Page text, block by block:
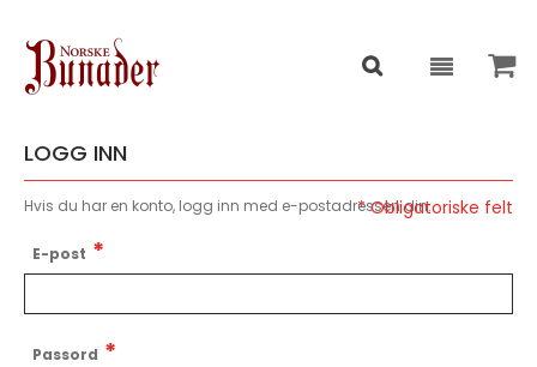
LOGG INN
Hvis du har en konto, logg inn med e-postadressen din.
E-post
Passord